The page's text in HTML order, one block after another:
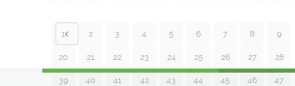
1 2 3 4 5 6 7 8 9
20 21 22 23 24 25 26 27 28
39 40 41 42 43 44 45 46 47